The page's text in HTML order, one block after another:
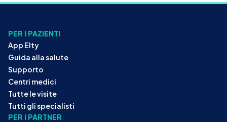
PER I PAZIENTI
App Elty
Guida alla salute
Supporto
Centri medici
Tutte le visite
Tutti gli specialisti
PER I PARTNER